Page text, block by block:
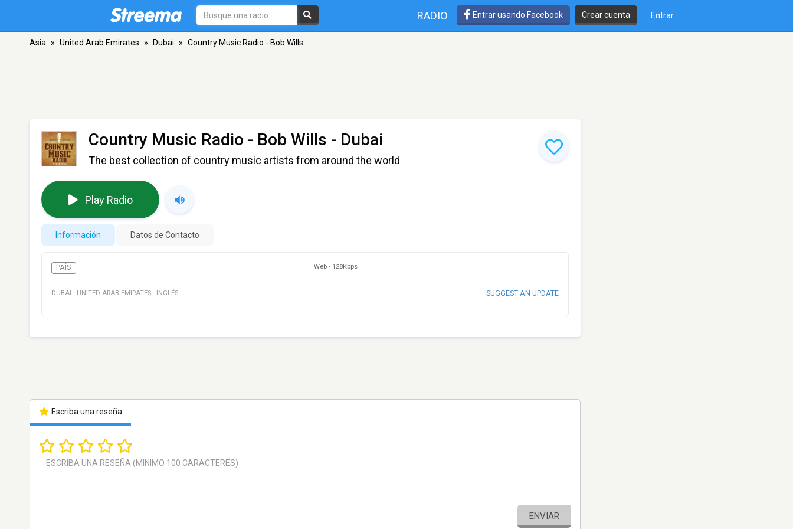
RADIO Entrar usando Facebook Crear cuenta Entrar
Asia » United Arab Emirates » Dubai » Country Music Radio - Bob Wills
Country Music Radio - Bob Wills - Dubai
The best collection of country music artists from around the world
Play Radio
Información Datos de Contacto
PAÍS Web - 128Kbps
DUBAI · UNITED ARAB EMIRATES · INGLÉS SUGGEST AN UPDATE
Escriba una reseña
ENVIAR